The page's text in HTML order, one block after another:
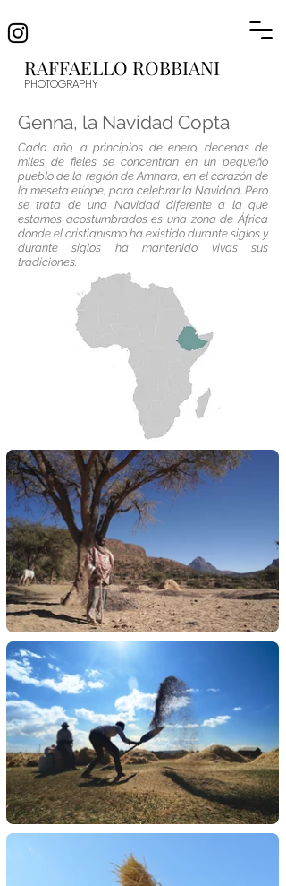
RAFFAELLO ROBBIANI
PHOTOGRAPHY
Genna, la Navidad Copta
Cada año, a principios de enero, decenas de
miles de fieles se concentran en un pequeño
pueblo de la región de Amhara, en el corazón de
la meseta etíope, para celebrar la Navidad. Pero
se trata de una Navidad diferente a la que
estamos acostumbrados es una zona de África
donde el cristianismo ha existido durante siglos y
durante siglos ha mantenido vivas sus
tradiciones.